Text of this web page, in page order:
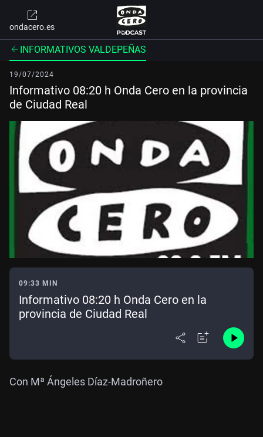
ondacero.es
INFORMATIVOS VALDEPEÑAS
19/07/2024
Informativo 08:20 h Onda Cero en la provincia
de Ciudad Real
09:33 MIN
Informativo 08:20 h Onda Cero en la
provincia de Ciudad Real
Con Mª Ángeles Díaz-Madroñero